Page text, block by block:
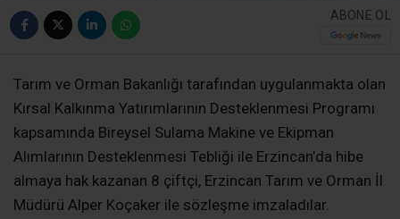
ABONE OL
Tarım ve Orman Bakanlığı tarafından uygulanmakta olan
Kırsal Kalkınma Yatırımlarının Desteklenmesi Programı
kapsamında Bireysel Sulama Makine ve Ekipman
Alımlarının Desteklenmesi Tebliği ile Erzincan’da hibe
almaya hak kazanan 8 çiftçi, Erzincan Tarım ve Orman İl
Müdürü Alper Koçaker ile sözleşme imzaladılar.